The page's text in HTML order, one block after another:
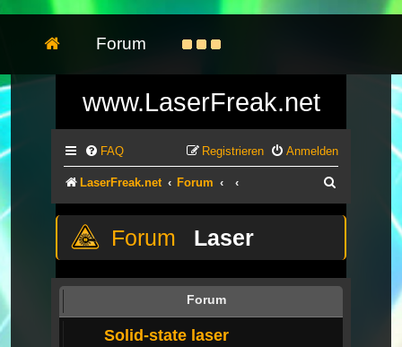
Forum
www.LaserFreak.net
FAQ Anmelden
Registrieren
LaserFreak.net Forum
Laser
Forum
Solid-state laser